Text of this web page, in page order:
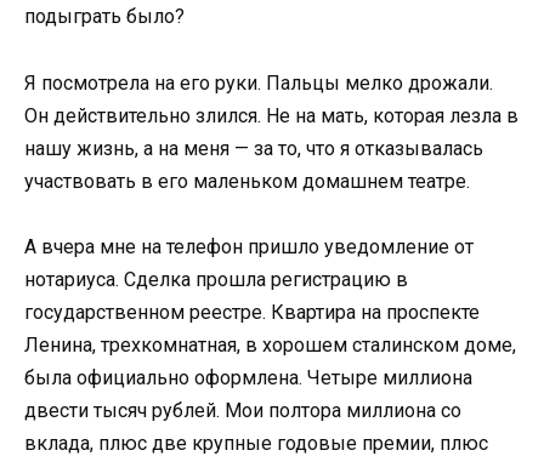
подыграть было?
Я посмотрела на его руки. Пальцы мелко дрожали.
Он действительно злился. Не на мать, которая лезла в
нашу жизнь, а на меня — за то, что я отказывалась
участвовать в его маленьком домашнем театре.
А вчера мне на телефон пришло уведомление от
нотариуса. Сделка прошла регистрацию в
государственном реестре. Квартира на проспекте
Ленина, трехкомнатная, в хорошем сталинском доме,
была официально оформлена. Четыре миллиона
двести тысяч рублей. Мои полтора миллиона со
вклада, плюс две крупные годовые премии, плюс